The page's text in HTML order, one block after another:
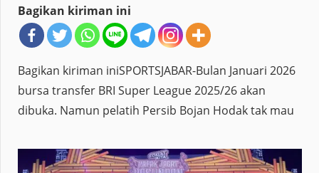
Bagikan kiriman ini
Bagikan kiriman iniSPORTSJABAR-Bulan Januari 2026
bursa transfer BRI Super League 2025/26 akan
dibuka. Namun pelatih Persib Bojan Hodak tak mau